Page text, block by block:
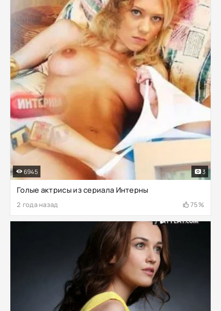
Голые актрисы из сериала Интерны
2 года назад 75%
6945 3